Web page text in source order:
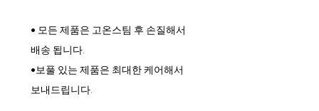
• 모든 제품은 고온스팀 후 손질해서
배송 됩니다.
•보풀 있는 제품은 최대한 케어해서
보내드립니다.